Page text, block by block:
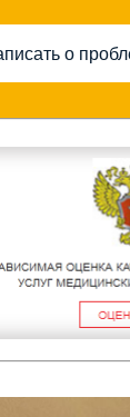
о